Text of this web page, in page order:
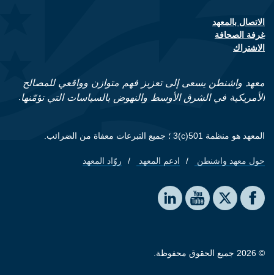
Footer contact links
الاتصال بالمعهد
غرفة الصحافة
الاشتراك
معهد واشنطن يسعى إلى تعزيز فهم متوازن وواقعي للمصالح
الأمريكية في الشرق الأوسط والنهوض بالسياسات التي تؤمّنها.
المعهد هو منظمة 501(c)3 ؛ جميع التبرعات معفاة من الضرائب.
Footer quick links
حول معهد واشنطن ادعم المعهد روّاد المعهد
Social media
The Washington Institute on Facebook
The Washington Institute on X
The Washington Institute on YouTube
The Washington Institute on LinkedIn
© 2026 جميع الحقوق محفوظة.